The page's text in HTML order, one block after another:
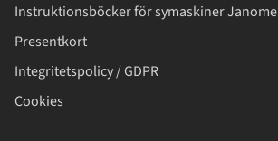
Instruktionsböcker för symaskiner Janome
Presentkort
Integritetspolicy / GDPR
Cookies